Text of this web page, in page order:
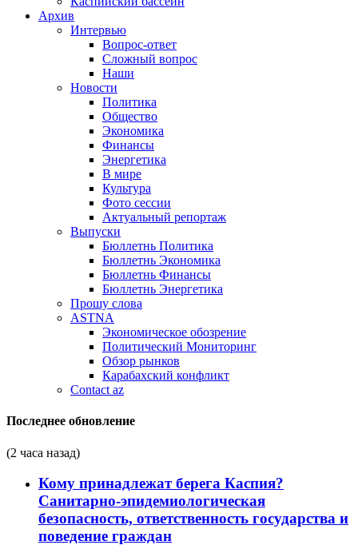
Архив
Интервью
Вопрос-ответ
Сложный вопрос
Наши
Новости
Политика
Общество
Экономика
Финансы
Энергетика
В мире
Культура
Фото сессии
Актуальный репортаж
Выпуски
Бюллетнь Политика
Бюллетнь Экономика
Бюллетнь Финансы
Бюллетнь Энергетика
Прошу слова
ASTNA
Экономическое обозрение
Политический Мониторинг
Обзор рынков
Карабахский конфликт
Contact az
Последнее обновление
(2 часа назад)
Кому принадлежат берега Каспия?
Санитарно-эпидемиологическая
безопасность, ответственность государства и
поведение граждан